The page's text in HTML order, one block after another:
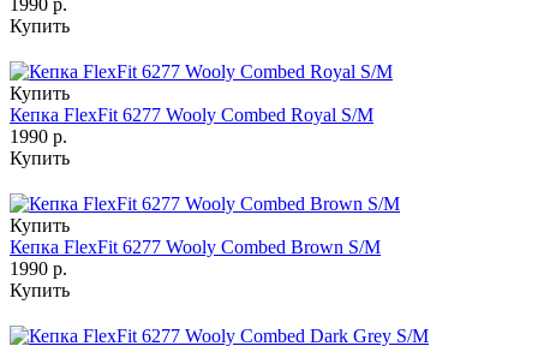
1990 р.
Купить
Купить
Кепка FlexFit 6277 Wooly Combed Royal S/M
1990 р.
Купить
Купить
Кепка FlexFit 6277 Wooly Combed Brown S/M
1990 р.
Купить